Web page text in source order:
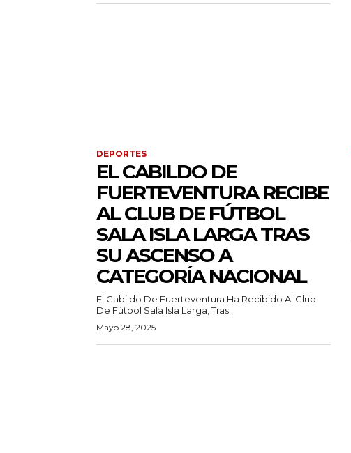
DEPORTES
EL CABILDO DE
FUERTEVENTURA RECIBE
AL CLUB DE FÚTBOL
SALA ISLA LARGA TRAS
SU ASCENSO A
CATEGORÍA NACIONAL
El Cabildo De Fuerteventura Ha Recibido Al Club
De Fútbol Sala Isla Larga, Tras...
Mayo 28, 2025